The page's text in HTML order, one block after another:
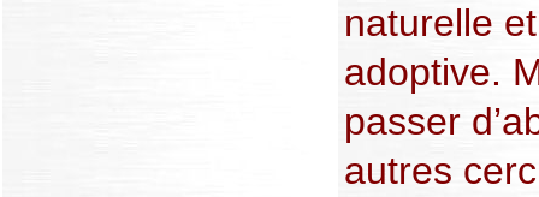
naturelle
adoptive.
passer
autres